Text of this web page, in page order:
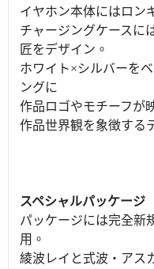
イヤホン本体にはロン
チャージングケースに
匠をデザイン。
ホワイト×シルバーを
ングに
作品ロゴやモチーフが
作品世界観を象徴する
スペシャルパッケージ
パッケージには完全新
用。
綾波レイと式波・アス